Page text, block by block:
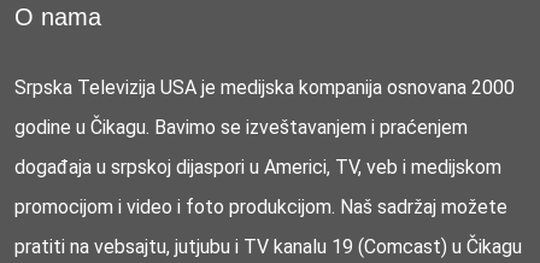
O nama
Srpska Televizija USA je medijska kompanija osnovana 2000
godine u Čikagu. Bavimo se izveštavanjem i praćenjem
događaja u srpskoj dijaspori u Americi, TV, veb i medijskom
promocijom i video i foto produkcijom. Naš sadržaj možete
pratiti na vebsajtu, jutjubu i TV kanalu 19 (Comcast) u Čikagu